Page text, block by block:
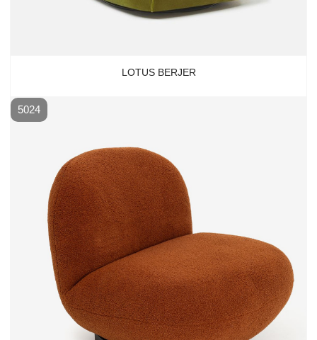
LOTUS BERJER
5024